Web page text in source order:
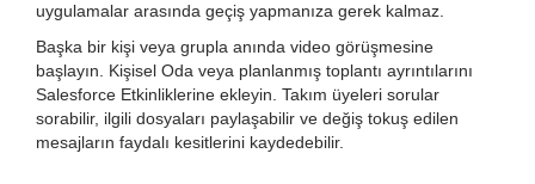
uygulamalar arasında geçiş yapmanıza gerek kalmaz.
Başka bir kişi veya grupla anında video görüşmesine
başlayın. Kişisel Oda veya planlanmış toplantı ayrıntılarını
Salesforce Etkinliklerine ekleyin. Takım üyeleri sorular
sorabilir, ilgili dosyaları paylaşabilir ve değiş tokuş edilen
mesajların faydalı kesitlerini kaydedebilir.